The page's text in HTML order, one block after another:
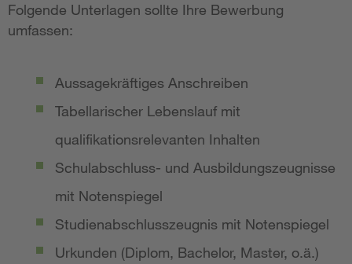
Folgende Unterlagen sollte Ihre Bewerbung
umfassen:
Aussagekräftiges Anschreiben
Tabellarischer Lebenslauf mit
qualifikationsrelevanten Inhalten
Schulabschluss- und Ausbildungszeugnisse
mit Notenspiegel
Studienabschlusszeugnis mit Notenspiegel
Urkunden (Diplom, Bachelor, Master, o.ä.)